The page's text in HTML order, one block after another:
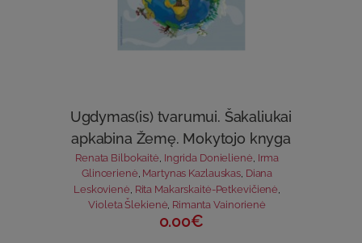
Ugdymas(is) tvarumui. Šakaliukai
apkabina Žemę. Mokytojo knyga
Renata Bilbokaitė Ingrida Donielienė Irma
Glincerienė, Martynas Kazlauskas, Diana
Leskovienė Rita Makarskaitė-Petkevičienė
Violeta Šlekienė, Rimanta Vainorienė
0.00€